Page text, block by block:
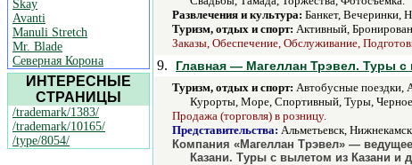
Skay
Avanti
Manuli Stretch
Mr. Blade
Северная Корона
ИНТЕРЕСНЫЕ
СТРАНИЦЫ
/trademark/1383/
/trademark/10165/
/type/8054/
Развлечения и культура: Банкет, Вечеринки,
Туризм, отдых и спорт: Активный,
Заказы, Обеспечение, Обслуживание,
9. Главная — Магеллан Трэвел. Туры с
Туризм, отдых и спорт: Автобусные поездки,
Курорты, Море, Спортивный, Туры,
Продажа (торговля) в розницу.
Представительства: Альметьевск, Нижнекамск
Компания «Магеллан Трэвел» — ведущее
Казани. Туры с вылетом из Казани и